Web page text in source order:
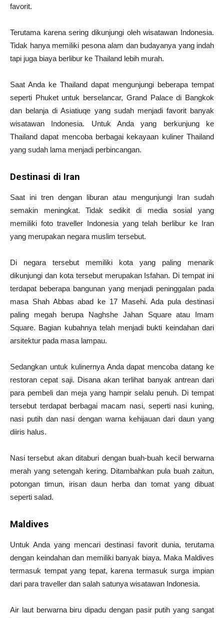
favorit.
Terutama karena sering dikunjungi oleh wisatawan Indonesia.
Tidak hanya memiliki pesona alam dan budayanya yang indah
tapi juga biaya berlibur ke Thailand lebih murah.
Saat Anda ke Thailand dapat mengunjungi beberapa tempat
seperti Phuket untuk berselancar, Grand Palace di Bangkok
dan belanja di Asiatiuqe yang sudah menjadi favorit banyak
wisatawan Indonesia. Untuk Anda yang berkunjung ke
Thailand dapat mencoba berbagai kekayaan kuliner Thailand
yang sudah lama menjadi perbincangan.
Destinasi di Iran
Saat ini tren dengan liburan atau mengunjungi Iran sudah
semakin meningkat. Tidak sedikit di media sosial yang
memiliki foto traveller Indonesia yang telah berlibur ke Iran
yang merupakan negara muslim tersebut.
Di negara tersebut memiliki kota yang paling menarik
dikunjungi dan kota tersebut merupakan Isfahan. Di tempat ini
terdapat beberapa bangunan yang menjadi peninggalan pada
masa Shah Abbas abad ke 17 Masehi. Ada pula destinasi
paling megah berupa Naghshe Jahan Square atau Imam
Square. Bagian kubahnya telah menjadi bukti keindahan dari
arsitektur pada masa lampau.
Sedangkan untuk kulinernya Anda dapat mencoba datang ke
restoran cepat saji. Disana akan terlihat banyak antrean dari
para pembeli dan meja yang hampir selalu penuh. Di tempat
tersebut terdapat berbagai macam nasi, seperti nasi kuning,
nasi putih dan nasi dengan warna kehijauan dari daun yang
diiris halus.
Nasi tersebut akan ditaburi dengan buah-buah kecil berwarna
merah yang setengah kering. Ditambahkan pula buah zaitun,
potongan timun, irisan daun herba dan tomat yang dibuat
seperti salad.
Maldives
Untuk Anda yang mencari destinasi favorit dunia, terutama
dengan keindahan dan memiliki banyak biaya. Maka Maldives
termasuk tempat yang tepat, karena termasuk surga impian
dari para traveller dan salah satunya wisatawan Indonesia.
Air laut berwarna biru dipadu dengan pasir putih yang sangat